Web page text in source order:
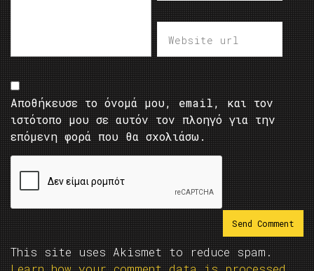
Αποθήκευσε το όνομά μου, email, και τον
ιστότοπο μου σε αυτόν τον πλοηγό για την
επόμενη φορά που θα σχολιάσω.
This site uses Akismet to reduce spam.